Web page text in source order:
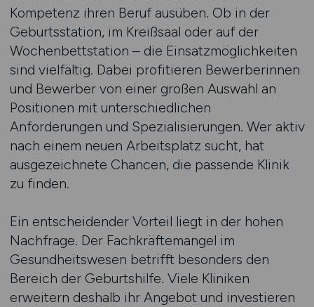
Kompetenz ihren Beruf ausüben. Ob in der
Geburtsstation, im Kreißsaal oder auf der
Wochenbettstation – die Einsatzmöglichkeiten
sind vielfältig. Dabei profitieren Bewerberinnen
und Bewerber von einer großen Auswahl an
Positionen mit unterschiedlichen
Anforderungen und Spezialisierungen. Wer aktiv
nach einem neuen Arbeitsplatz sucht, hat
ausgezeichnete Chancen, die passende Klinik
zu finden.
Ein entscheidender Vorteil liegt in der hohen
Nachfrage. Der Fachkräftemangel im
Gesundheitswesen betrifft besonders den
Bereich der Geburtshilfe. Viele Kliniken
erweitern deshalb ihr Angebot und investieren